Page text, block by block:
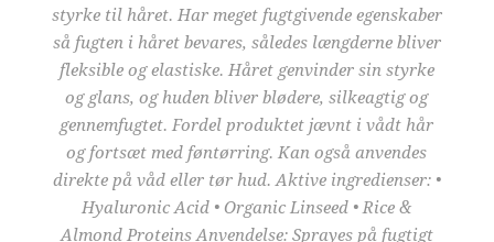
styrke til håret. Har meget fugtgivende egenskaber
så fugten i håret bevares, således længderne bliver
fleksible og elastiske. Håret genvinder sin styrke
og glans, og huden bliver blødere, silkeagtig og
gennemfugtet. Fordel produktet jævnt i vådt hår
og fortsæt med føntørring. Kan også anvendes
direkte på våd eller tør hud. Aktive ingredienser: •
Hyaluronic Acid • Organic Linseed • Rice &
Almond Proteins Anvendelse: Sprayes på fugtigt